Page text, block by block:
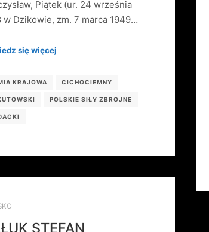
Piątek (ur. 24 września
w Dzikowie, zm. 7 marca 1949…
się więcej
KRAJOWA CICHOCIEMNY
POLSKIE SIŁY ZBROJNE
STEFAN